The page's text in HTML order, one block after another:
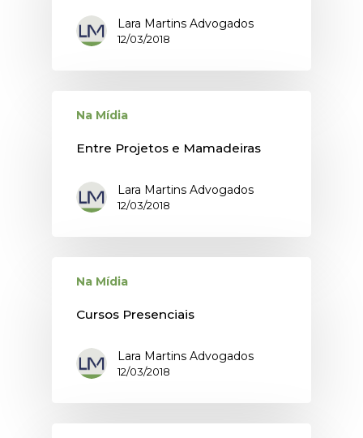
Lara Martins Advogados
12/03/2018
Na Mídia
Entre Projetos e Mamadeiras
Lara Martins Advogados
12/03/2018
Na Mídia
Cursos Presenciais
Lara Martins Advogados
12/03/2018